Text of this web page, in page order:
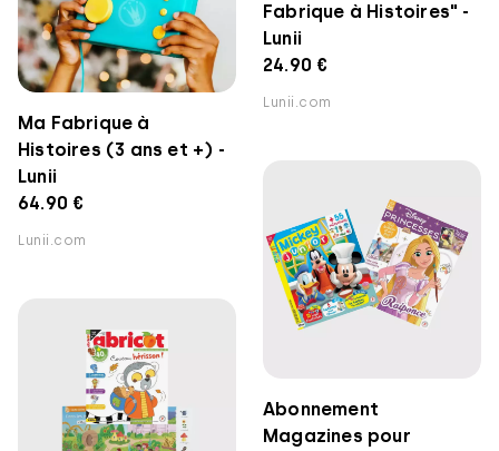
Fabrique à Histoires" -
Lunii
24.90 €
Lunii.com
Ma Fabrique à
Histoires (3 ans et +) -
Lunii
64.90 €
Lunii.com
Abonnement
Magazines pour